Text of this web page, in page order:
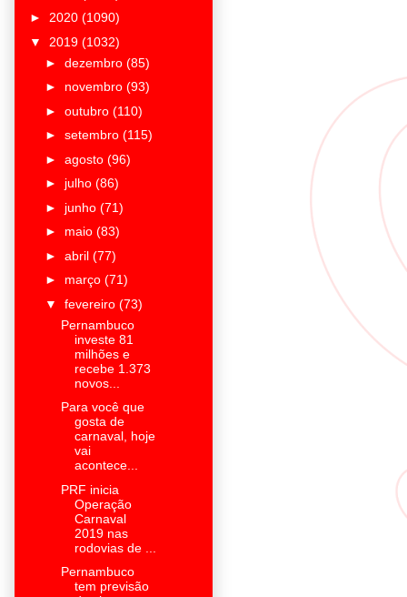
► 2020 (1090)
▼ 2019 (1032)
► dezembro (85)
► novembro (93)
► outubro (110)
► setembro (115)
► agosto (96)
► julho (86)
► junho (71)
► maio (83)
► abril (77)
► março (71)
▼ fevereiro (73)
Pernambuco
investe 81
milhões e
recebe 1.373
novos...
Para você que
gosta de
carnaval, hoje
vai
acontece...
PRF inicia
Operação
Carnaval
2019 nas
rodovias de ...
Pernambuco
tem previsão